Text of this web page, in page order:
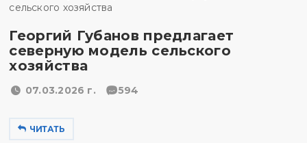
Георгий Губанов предлагает
северную модель сельского
хозяйства
07.03.2026 г. 594
ЧИТАТЬ